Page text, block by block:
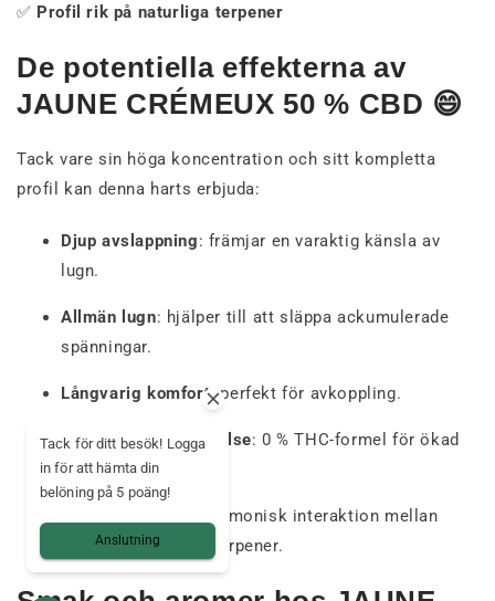
✅ Profil rik på naturliga terpener
De potentiella effekterna av
JAUNE CRÉMEUX 50 % CBD 😄
Tack vare sin höga koncentration och sitt kompletta
profil kan denna harts erbjuda:
Djup avslappning: främjar en varaktig känsla av
lugn.
Allmän lugn: hjälper till att släppa ackumulerade
spänningar.
Långvarig komfort: perfekt för avkoppling.
Kontrollerad upplevelse: 0 % THC-formel för ökad
sinnesro.
: harmonisk interaktion mellan
cannabinoider och terpener.
Tack för ditt besök! Logga
in för att hämta din
belöning på 5 poäng!
Anslutning